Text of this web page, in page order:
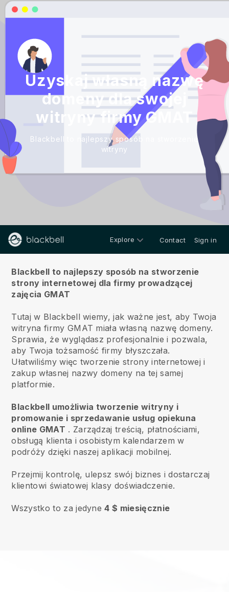
Uzyskaj własną nazwę
domeny dla swojej
witryny firmy GMAT
Blackbell to najlepszy sposób na stworzenie
witryny
Explore Contact Sign in
Blackbell to najlepszy sposób na stworzenie
strony internetowej dla firmy prowadzącej
zajęcia GMAT
Tutaj w Blackbell wiemy, jak ważne jest, aby Twoja
witryna firmy GMAT miała własną nazwę domeny.
Sprawia, że wyglądasz profesjonalnie i pozwala,
aby Twoja tożsamość firmy błyszczała.
Ułatwiliśmy więc tworzenie strony internetowej i
zakup własnej nazwy domeny na tej samej
platformie.
Blackbell umożliwia tworzenie witryny i
promowanie i sprzedawanie usług opiekuna
online GMAT . Zarządzaj treścią, płatnościami,
obsługą klienta i osobistym kalendarzem w
podróży dzięki naszej aplikacji mobilnej.
Przejmij kontrolę, ulepsz swój biznes i dostarczaj
klientowi światowej klasy doświadczenie.
Wszystko to za jedyne4 $ miesięcznie